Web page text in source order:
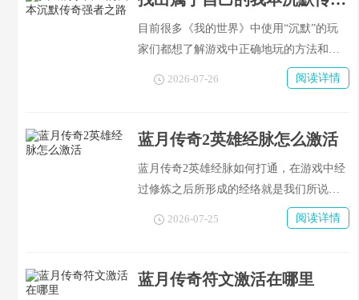
目前很多《我的世界》中使用“沉默”的玩
家们都想了解游戏中正确地玩的方法和技
巧。每一个玩家的游戏方式都不一样。
2026-07-26 阅读详情
蓝月传奇2英雄经脉怎么激活
蓝月传奇2英雄经脉如何打通，在游戏中经
过修炼之后所形成的经络就是我们所说
的“经脉”，而玩家们要想获得足够的战斗
力就必须把所有的经脉都打通才行，并且
达到这个境界，下面就为大家介绍一下吧
2026-07-25 阅读详情
蓝月传奇符文激活在哪里